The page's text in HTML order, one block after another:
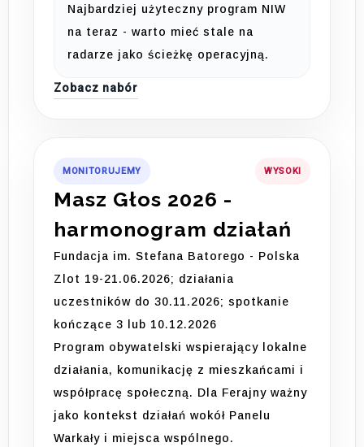
Najbardziej użyteczny program NIW
na teraz - warto mieć stale na
radarze jako ścieżkę operacyjną.
Zobacz nabór
MONITORUJEMY WYSOKI
Masz Głos 2026 -
harmonogram działań
Fundacja im. Stefana Batorego - Polska
Zlot 19-21.06.2026; działania
uczestników do 30.11.2026; spotkanie
kończące 3 lub 10.12.2026
Program obywatelski wspierający lokalne
działania, komunikację z mieszkańcami i
współpracę społeczną. Dla Ferajny ważny
jako kontekst działań wokół Panelu
Warkały i miejsca wspólnego.